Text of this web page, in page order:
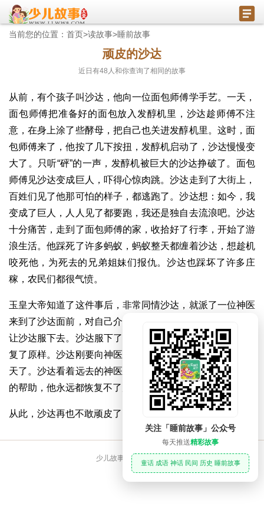
当前您的位置： 首页>读故事>睡前故事
顽皮的沙达
近日有48 人和你查询了相同的故事
从前，有个孩子叫沙达，他向一位面包师傅学手艺。一天，
面包师傅把准备好的面包放入发醇机里，沙达趁师傅不注
意，在身上涂了些酵母，把自己也关进发醇机里。这时，面
包师傅来了，他按了几下按扭，发醇机启动了，沙达慢慢变
大了。只听“砰”的一声，发醇机被巨大的沙达挣破了。面包
师傅见沙达变成巨人，吓得心惊肉跳。沙达走到了大街上，
百姓们见了他那可怕的样子，都逃跑了。沙达想：如今，我
变成了巨人，人人见了都要跑，我还是独自去流浪吧。沙达
十分痛苦，走到了面包师傅的家，收拾好了行李，开始了游
浪生活。他踩死了许多蚂蚁，蚂蚁整天都缠着沙达，想趁机
咬死他，为死去的兄弟姐妹们报仇。沙达也踩坏了许多庄
稼，农民们都很气愤。
玉皇大帝知道了这件事后，非常同情沙达，就派了一位神医
来到了沙达面前，对自己介绍了一番后，拿出了一根草药，
让沙达服下去。沙达服下了这根草药，身体渐渐变小了，恢
复了原样。沙达刚要向神医表示谢意时，神医却驾着云霄回
天了。沙达看着远去的神医，心里十分感激。要是没有神医
的帮助，他永远都恢复不了原形。
从此，沙达再也不敢顽皮了。
少儿故事大全 睡前故事
关注「睡前故事」公众号
每天推送精彩故事
童话 成语 神话 民间 历史 睡前故事